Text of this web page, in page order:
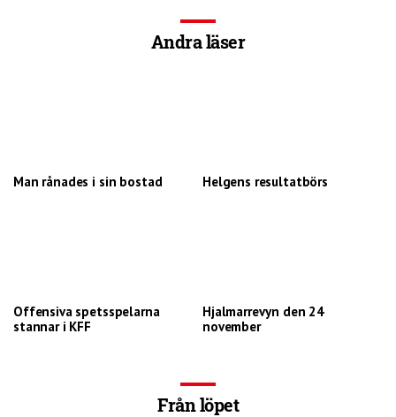
Andra läser
Man rånades i sin bostad Helgens resultatbörs
Offensiva spetsspelarna
stannar i KFF
Hjalmarrevyn den 24
november
Från löpet